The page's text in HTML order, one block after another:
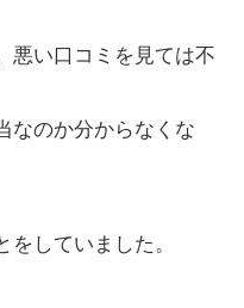
悪い口コミを見ては不
なのか分からなくな
していました。